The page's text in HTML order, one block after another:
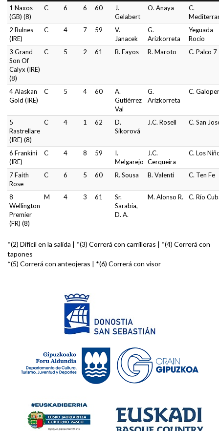
1 Naxos
(GB) (8)
C 6 6 60
J.
Gelabert
O. Anaya
C.
2 Bulnes
(IRE)
C 4 7 59
V.
Janacek
G.
Arizkorreta
Yeguada
Rocío
3 Grand
Son Of
Calyx (IRE)
(8)
C 5 2 61 B. Fayos R. Maroto C. Palco 7
4 Alaskan
Gold (IRE)
C 5 4 60
A.
Gutiérrez
Val
G.
Arizkorreta
C.
5
Rastrellare
(IRE) (8)
C 4 1 62
D.
Sikorová
J.C. Rosell C. San
6 Frankini
(IRE)
C 4 8 59
I.
Melgarejo
J.C.
Cerqueira
C. Los
7 Faith
Rose
C 6 5 60 R. Sousa B. Valenti C. Ten Fe
8
Wellington
Premier
(FR) (8)
M 4 3 61
Sr.
Sarabia,
D. A.
M. Alonso R. C. Río
*(2) Difícil en la salida | *(3) Correrá con carrilleras | *(4) Correrá con
tapones
*(5) Correrá con anteojeras | *(6) Correrá con visor